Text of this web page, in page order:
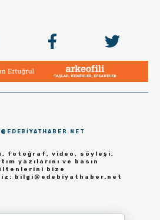
fotoğraf, video, söyleşi,
yazılarını ve basın
bize
bilgi@edebiyathaber.net